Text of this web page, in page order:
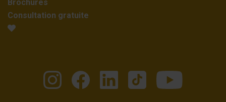
Brochures
Consultation gratuite